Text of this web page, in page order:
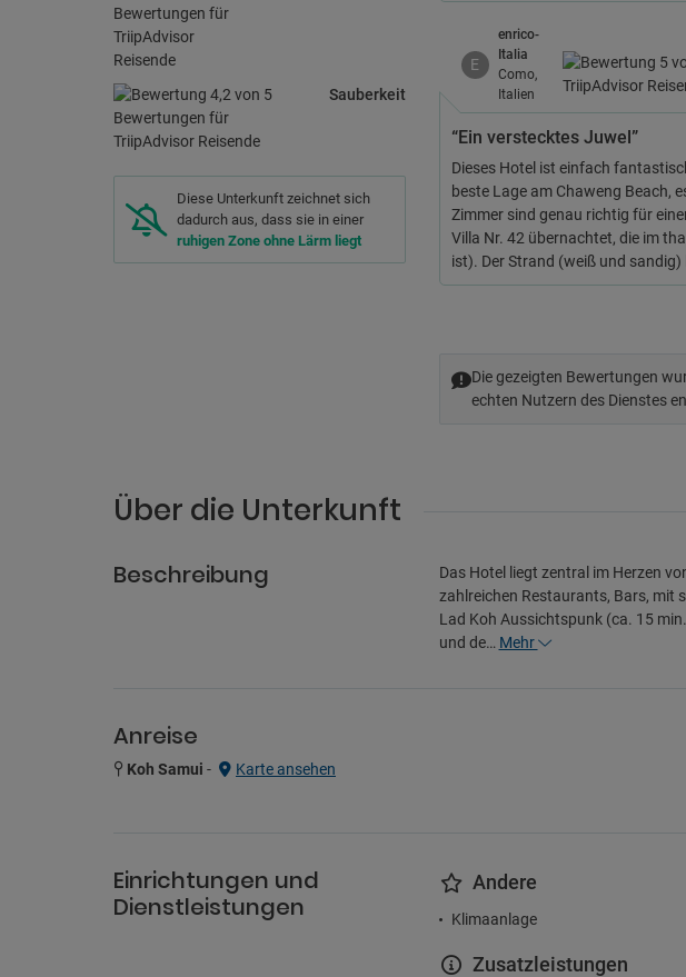
Sauberkeit
Diese Unterkunft zeichnet sich
dadurch aus, dass sie in einer
ruhigen Zone ohne Lärm liegt
E
enrico-
Italia
Como,
Italien
“Ein verstecktes Juwel”
Dieses Hotel ist einfach
beste Lage am Chaweng Beach,
Zimmer sind genau richtig für
Villa Nr. 42 übernachtet, die im
ist). Der Strand (weiß und
Die gezeigten Bewertungen
echten Nutzern des Dienstes
Über die Unterkunft
Beschreibung
Das Hotel liegt zentral im Herzen
zahlreichen Restaurants, Bars, mit
Lad Koh Aussichtspunk (ca. 15
und de… Mehr
Anreise
Koh Samui - Karte ansehen
Einrichtungen und
Dienstleistungen
Andere
Klimaanlage
Zusatzleistungen